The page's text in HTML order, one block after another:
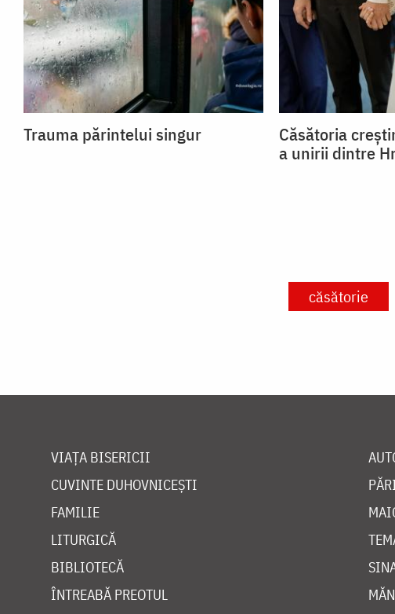
Trauma părintelui singur
Căsătoria
a unirii dintre
căsătorie
VIAȚA BISERICII
CUVINTE DUHOVNICEȘTI
FAMILIE
LITURGICĂ
BIBLIOTECĂ
ÎNTREABĂ PREOTUL